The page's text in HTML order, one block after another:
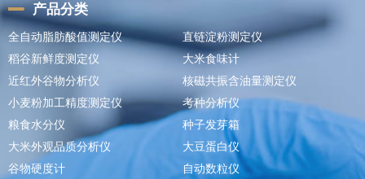
产品分类
全自动脂肪酸值测定仪
直链淀粉测定仪
稻谷新鲜度测定仪
大米食味计
近红外谷物分析仪
核磁共振含油量测定仪
小麦粉加工精度测定仪
考种分析仪
粮食水分仪
种子发芽箱
大米外观品质分析仪
大豆蛋白仪
谷物硬度计
自动数粒仪